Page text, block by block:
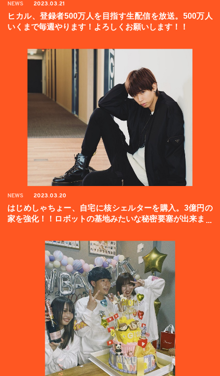
NEWS 2023.03.21
ヒカル、登録者500万人を目指す生配信を放送。500万人
いくまで毎週やります！よろしくお願いします！！
NEWS 2023.03.20
はじめしゃちょー、自宅に核シェルターを購入。3億円の
家を強化！！ロボットの基地みたいな秘密要塞が出来まし